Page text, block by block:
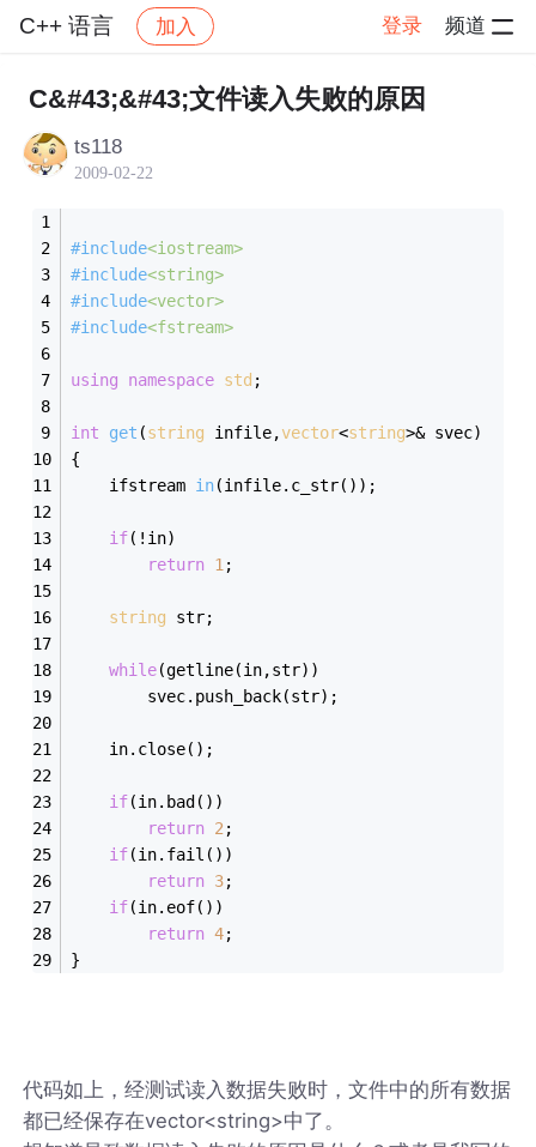
C++ 语言 加入 登录 频道
社区 C++ 语言 帖子详情
C&#43;&#43;文件读入失败的原因
ts118
2009-02-22
#include<iostream>
#include<string>
#include<vector>
#include<fstream>
using namespace std ;
int get (string infile,vector<string>& svec)
{
ifstream in(infile.c_str() ) ;
if(!in)
return 1 ;
string str;
while(getline(in,str))
		svec.push_back(str);
	in.close();
if(in.bad())
return 2 ;
if(in.fail())
return 3;
if(in.eof())
return 4;
}
代码如上，经测试读入数据失败时，文件中的所有数据
都已经保存在vector<string>中了。